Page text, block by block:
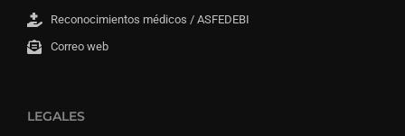
Reconocimientos médicos / ASFEDEBI
Correo web
LEGALES